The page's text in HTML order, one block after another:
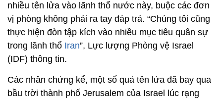
nhiều tên lửa vào lãnh thổ nước này, buộc các đơn
vị phòng không phải ra tay đáp trả. “Chúng tôi cũng
thực hiện đòn tập kích vào nhiều mục tiêu quân sự
trong lãnh thổ Iran”, Lực lượng Phòng vệ Israel
(IDF) thông tin.
Các nhân chứng kể, một số quả tên lửa đã bay qua
bầu trời thành phố Jerusalem của Israel lúc rạng